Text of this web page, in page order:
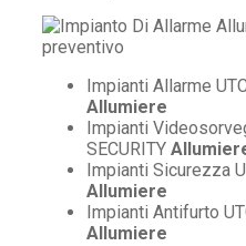
Impianti Allarme
Allumiere
Impianti
SECURITY
Impianti Sicurezza
Allumiere
Impianti Antifurto
Allumiere